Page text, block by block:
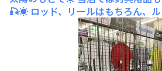
🎣☀️ ロッド、リールはもちろん、
クス、ロッドケースなど、その他多
🐟🐟🐟 初心者向けの釣りセットも
り、ちょい投げ釣り 釣れたらクー